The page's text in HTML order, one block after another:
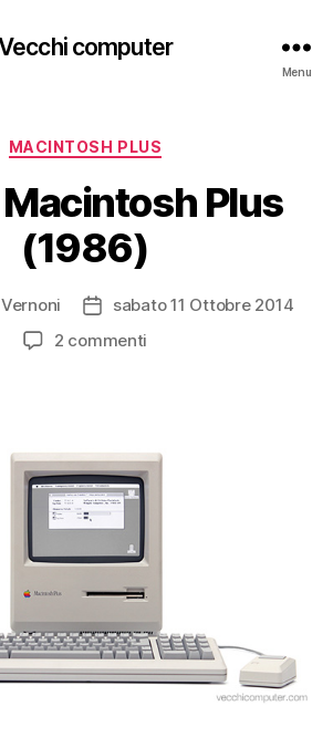
computer
Menu
Categorie
MACINTOSH PLUS
Plus
(1986)
Data
dell'articolo
sabato 11 Ottobre 2014
2 commenti